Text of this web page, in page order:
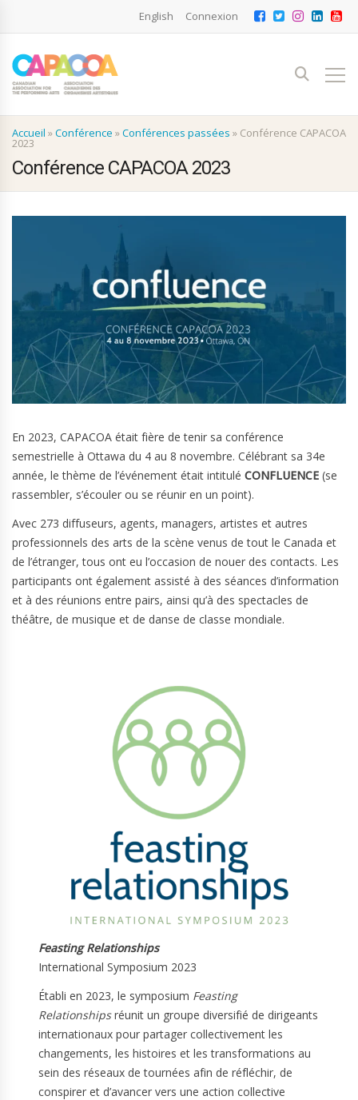
English Connexion
Accueil »Conférence »Conférences passées » Conférence CAPACOA
2023
Conférence CAPACOA 2023
En 2023, CAPACOA était fière de tenir sa conférence
semestrielle à Ottawa du 4 au 8 novembre. Célébrant sa 34e
année, le thème de l’événement était intitulé CONFLUENCE (se
rassembler, s’écouler ou se réunir en un point).
Avec 273 diffuseurs, agents, managers, artistes et autres
professionnels des arts de la scène venus de tout le Canada et
de l’étranger, tous ont eu l’occasion de nouer des contacts. Les
participants ont également assisté à des séances d’information
et à des réunions entre pairs, ainsi qu’à des spectacles de
théâtre, de musique et de danse de classe mondiale.
Feasting Relationships
International Symposium 2023
Établi en 2023, le symposium Feasting
Relationshipsréunit un groupe diversifié de dirigeants
internationaux pour partager collectivement les
changements, les histoires et les transformations au
sein des réseaux de tournées afin de réfléchir, de
conspirer et d’avancer vers une action collective